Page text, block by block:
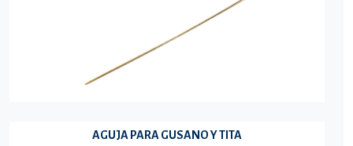
AGUJA PARA GUSANO Y TITA